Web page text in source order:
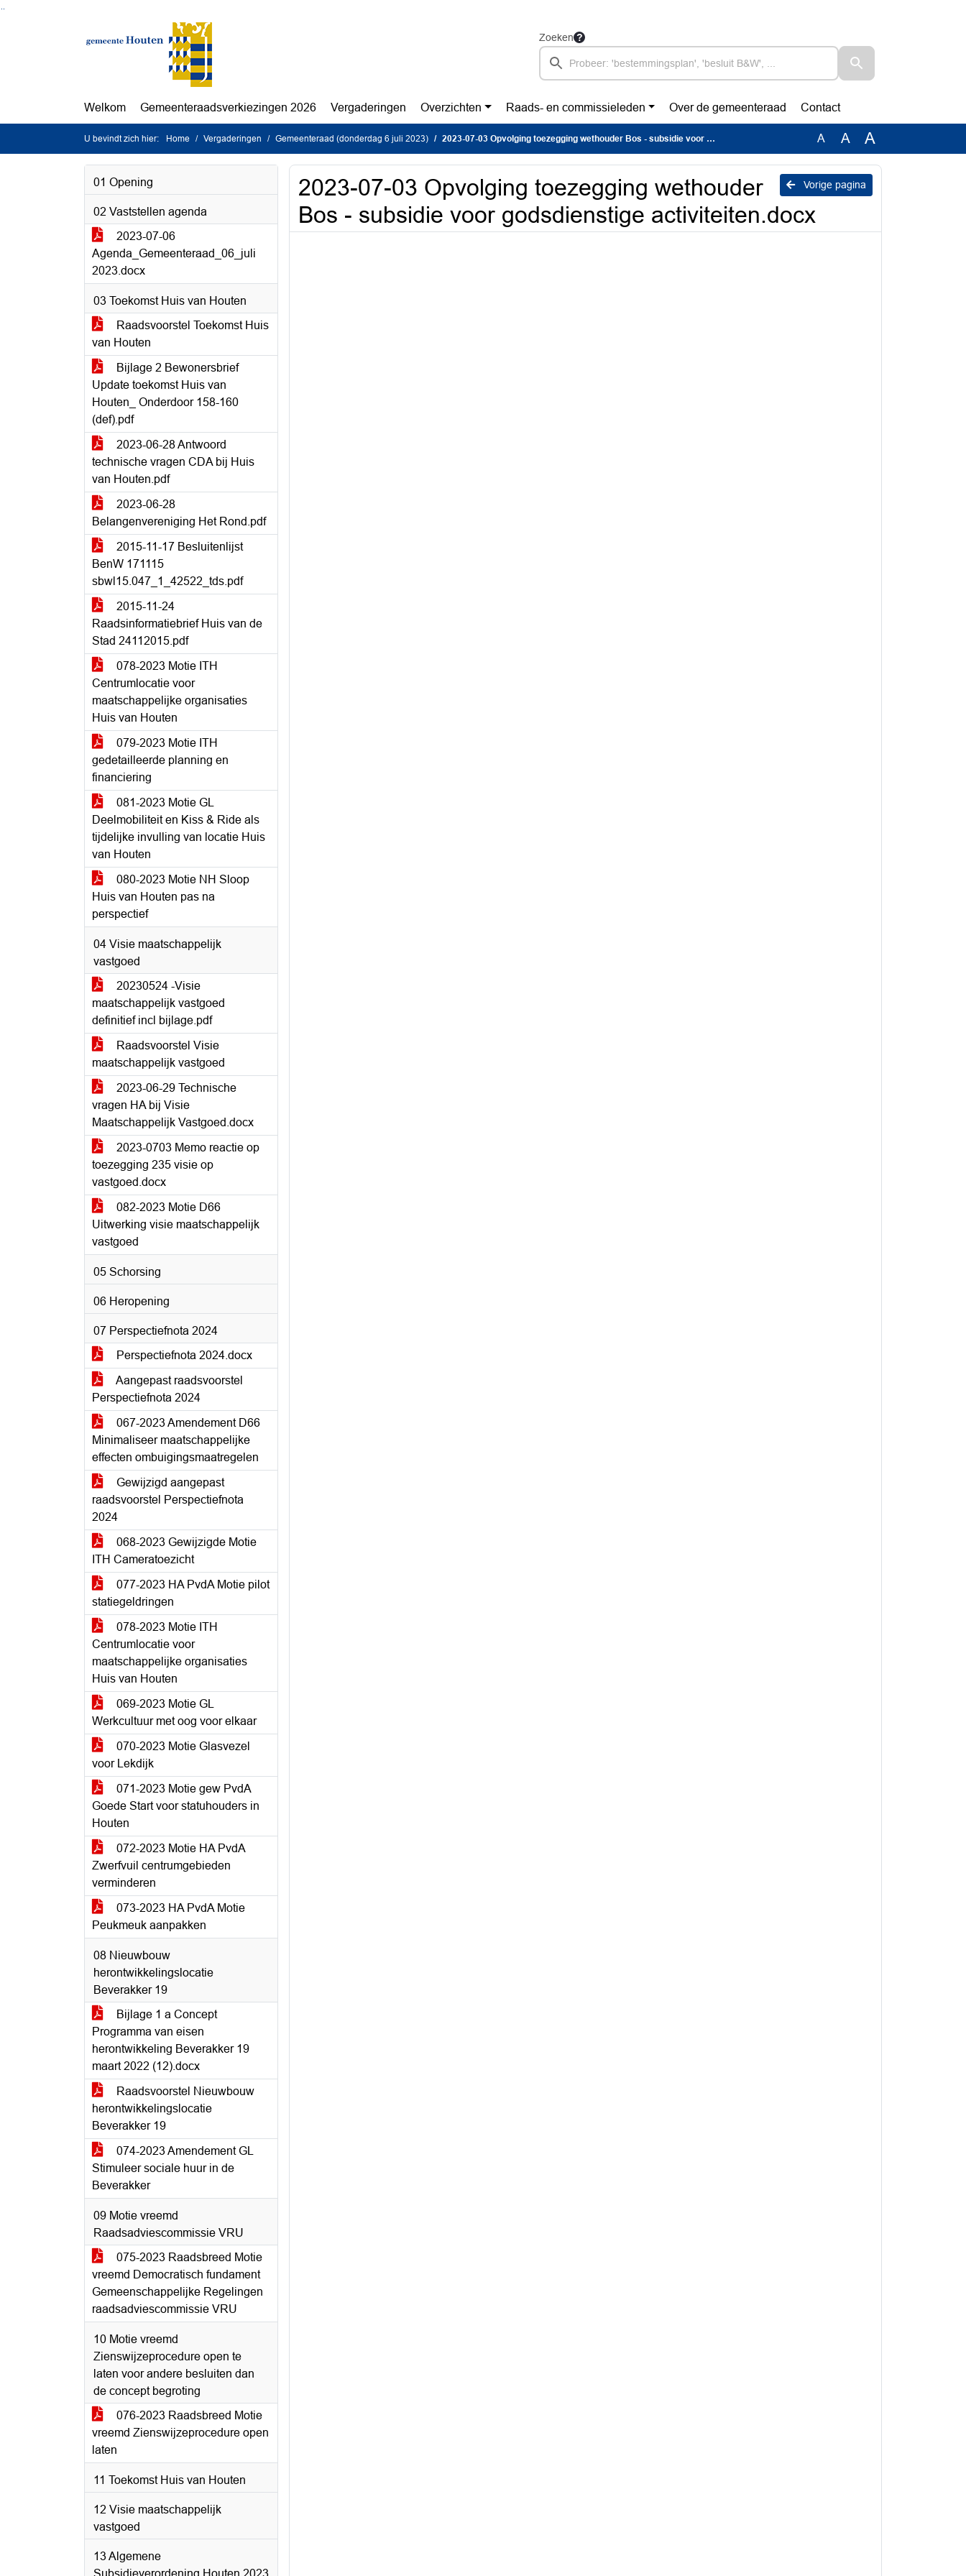
Zoeken
Welkom Gemeenteraadsverkiezingen 2026 Vergaderingen Overzichten Raads- en commissieleden Over de gemeenteraad Contact
U bevindt zich hier: Home Vergaderingen Gemeenteraad (donderdag 6 juli 2023) 2023-07-03 Opvolging toezegging wethouder Bos - subsidie voor godsdienstige activiteiten.docx A A A
01 Opening
02 Vaststellen agenda
2023-07-06
Agenda_Gemeenteraad_06_juli
2023.docx
03 Toekomst Huis van Houten
Raadsvoorstel Toekomst Huis
van Houten
Bijlage 2 Bewonersbrief
Update toekomst Huis van
Houten_ Onderdoor 158-160
(def).pdf
2023-06-28 Antwoord
technische vragen CDA bij Huis
van Houten.pdf
2023-06-28
Belangenvereniging Het Rond.pdf
2015-11-17 Besluitenlijst
BenW 171115
sbwl15.047_1_42522_tds.pdf
2015-11-24
Raadsinformatiebrief Huis van de
Stad 24112015.pdf
078-2023 Motie ITH
Centrumlocatie voor
maatschappelijke organisaties
Huis van Houten
079-2023 Motie ITH
gedetailleerde planning en
financiering
081-2023 Motie GL
Deelmobiliteit en Kiss & Ride als
tijdelijke invulling van locatie Huis
van Houten
080-2023 Motie NH Sloop
Huis van Houten pas na
perspectief
04 Visie maatschappelijk
vastgoed
20230524 -Visie
maatschappelijk vastgoed
definitief incl bijlage.pdf
Raadsvoorstel Visie
maatschappelijk vastgoed
2023-06-29 Technische
vragen HA bij Visie
Maatschappelijk Vastgoed.docx
2023-0703 Memo reactie op
toezegging 235 visie op
vastgoed.docx
082-2023 Motie D66
Uitwerking visie maatschappelijk
vastgoed
05 Schorsing
06 Heropening
07 Perspectiefnota 2024
Perspectiefnota 2024.docx
Aangepast raadsvoorstel
Perspectiefnota 2024
067-2023 Amendement D66
Minimaliseer maatschappelijke
effecten ombuigingsmaatregelen
Gewijzigd aangepast
raadsvoorstel Perspectiefnota
2024
068-2023 Gewijzigde Motie
ITH Cameratoezicht
077-2023 HA PvdA Motie pilot
statiegeldringen
078-2023 Motie ITH
Centrumlocatie voor
maatschappelijke organisaties
Huis van Houten
069-2023 Motie GL
Werkcultuur met oog voor elkaar
070-2023 Motie Glasvezel
voor Lekdijk
071-2023 Motie gew PvdA
Goede Start voor statuhouders in
Houten
072-2023 Motie HA PvdA
Zwerfvuil centrumgebieden
verminderen
073-2023 HA PvdA Motie
Peukmeuk aanpakken
08 Nieuwbouw
herontwikkelingslocatie
Beverakker 19
Bijlage 1 a Concept
Programma van eisen
herontwikkeling Beverakker 19
maart 2022 (12).docx
Raadsvoorstel Nieuwbouw
herontwikkelingslocatie
Beverakker 19
074-2023 Amendement GL
Stimuleer sociale huur in de
Beverakker
09 Motie vreemd
Raadsadviescommissie VRU
075-2023 Raadsbreed Motie
vreemd Democratisch fundament
Gemeenschappelijke Regelingen
raadsadviescommissie VRU
10 Motie vreemd
Zienswijzeprocedure open te
laten voor andere besluiten dan
de concept begroting
076-2023 Raadsbreed Motie
vreemd Zienswijzeprocedure open
laten
11 Toekomst Huis van Houten
12 Visie maatschappelijk
vastgoed
13 Algemene
Subsidieverordening Houten 2023
Vorige pagina
2023-07-03 Opvolging toezegging wethouder
Bos - subsidie voor godsdienstige activiteiten.docx